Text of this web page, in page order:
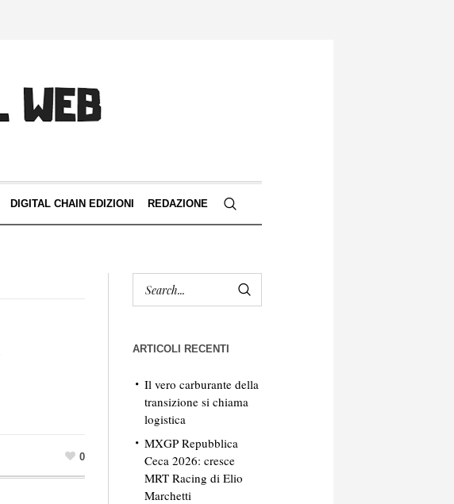
DIGITAL CHAIN EDIZIONI REDAZIONE
0
ARTICOLI RECENTI
Il vero carburante della
transizione si chiama
logistica
MXGP Repubblica
Ceca 2026: cresce
MRT Racing di Elio
Marchetti